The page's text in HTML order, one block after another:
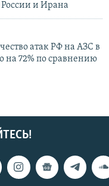
и Ирана
атак РФ на АЗС в
на 72% по сравнению